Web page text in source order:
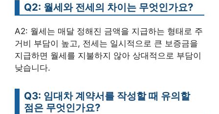
Q2: 월세와 전세의 차이는 무엇인가요?
A2: 월세는 매달 정해진 금액을 지급하는 형태로 주
거비 부담이 높고, 전세는 일시적으로 큰 보증금을
지급하면 월세를 지불하지 않아 상대적으로 부담이
낮습니다.
Q3: 임대차 계약서를 작성할 때 유의할
점은 무엇인가요?